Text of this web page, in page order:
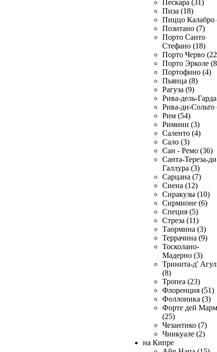
Пескара (31)
Пиза (18)
Пиццо Калабро
Позитано (7)
Порто Санто
Стефано (18)
Порто Черво
Порто Эрколе
Портофино (4)
Пьянца (8)
Рагуза (9)
Рива-дель-
Рива-ди-Сольто
Рим (54)
Римини (3)
Саленто (4)
Сало (3)
Сан - Ремо (36)
Санта-Тереза-
Галлура (3)
Сарцана (7)
Сиена (12)
Сиракузы (10)
Сирмионе (6)
Специя (5)
Стреза (11)
Таормина (3)
Террачина (9)
Тосколано-
Мадерно (3)
Тринита-д'
(8)
Тропеа (23)
Флоренция (51)
Фоллоника (3)
Форте дей
(25)
Чезантико (7)
Чинкуале (2)
на Кипре